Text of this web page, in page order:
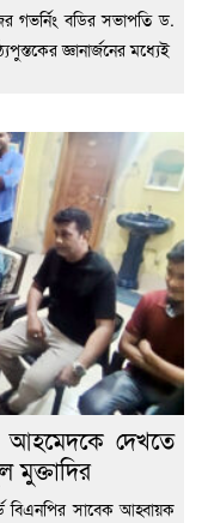
গভর্নিং বডির সভাপতি ড.
জ্ঞানার্জনের মধ্যেই
আহমেদকে দেখতে
মুক্তাদির
বিএনপির সাবেক আহ্বায়ক